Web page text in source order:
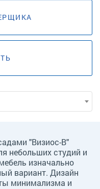
"Визиос-В"
небольших студий и
изначально
вариант. Дизайн
минимализма и